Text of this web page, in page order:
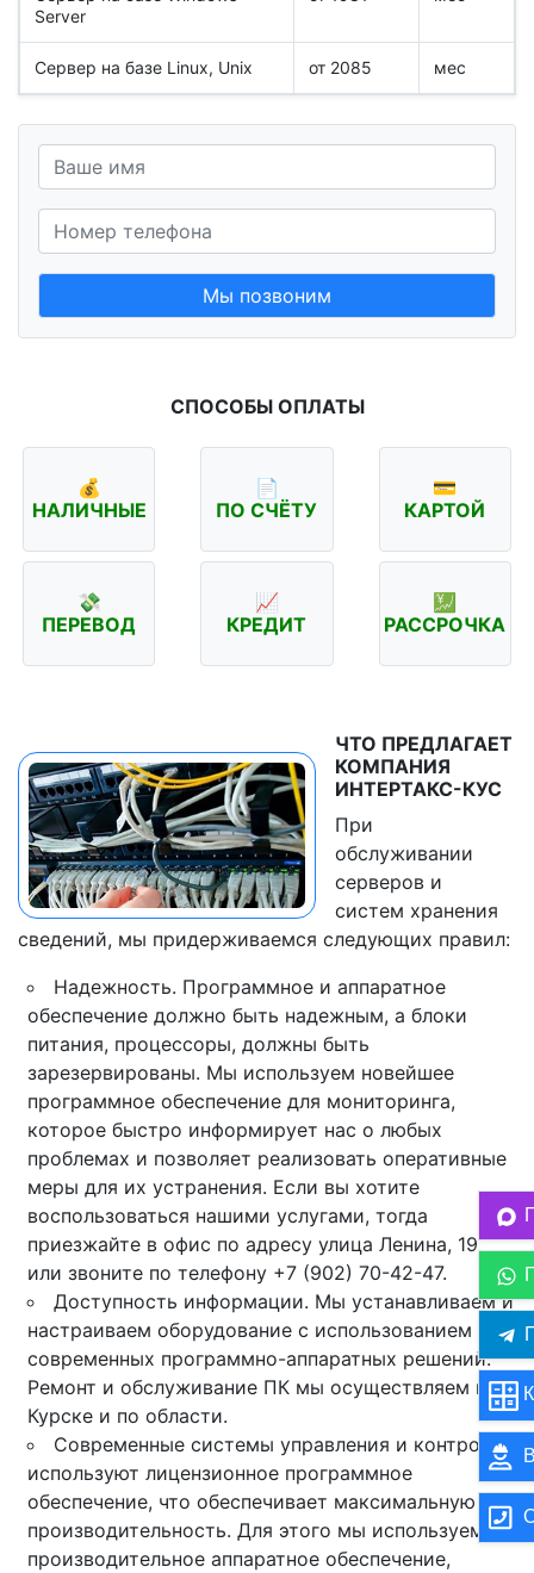
Server
Сервер на базе Linux, Unix от 2085 мес
Мы позвоним
СПОСОБЫ ОПЛАТЫ
💰
НАЛИЧНЫЕ
📄
ПО СЧЁТУ
💳
КАРТОЙ
💸
ПЕРЕВОД
📈
КРЕДИТ
💹
РАССРОЧКА
ЧТО ПРЕДЛАГАЕТ
КОМПАНИЯ
ИНТЕРТАКС-КУС
При
обслуживании
серверов и
систем хранения
сведений, мы придерживаемся следующих правил:
Надежность. Программное и аппаратное
обеспечение должно быть надежным, а блоки
питания, процессоры, должны быть
зарезервированы. Мы используем новейшее
программное обеспечение для мониторинга,
которое быстро информирует нас о любых
проблемах и позволяет реализовать оперативные
меры для их устранения. Если вы хотите
воспользоваться нашими услугами, тогда
приезжайте в офис по адресу улица Ленина, 19
или звоните по телефону +7 (902) 70-42-47.
Доступность информации. Мы устанавливаем и
настраиваем оборудование с использованием
современных программно-аппаратных решений.
Ремонт и обслуживание ПК мы осуществляем в
Курске и по области.
Современные системы управления и контроля
используют лицензионное программное
обеспечение, что обеспечивает максимальную
производительность. Для этого мы используем
производительное аппаратное обеспечение,